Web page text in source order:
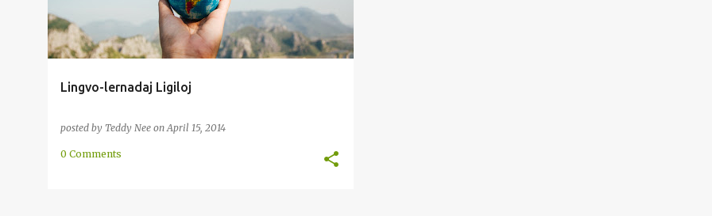
Lingvo-lernadaj Ligiloj
posted by Teddy Nee onApril 15, 2014
0 Comments